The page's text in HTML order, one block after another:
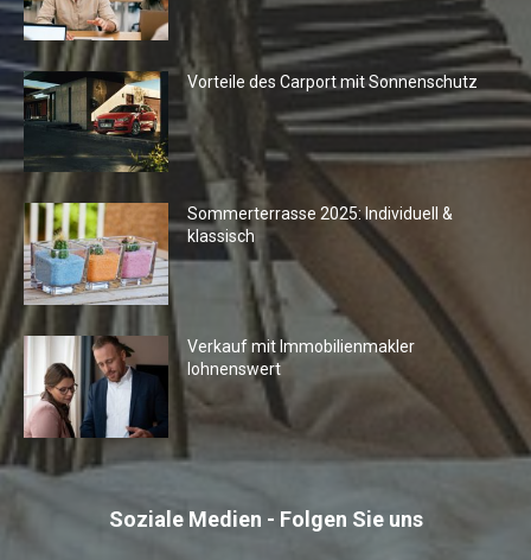
Vorteile des Carport mit Sonnenschutz
Sommerterrasse 2025: Individuell &
klassisch
Verkauf mit Immobilienmakler
lohnenswert
Soziale Medien - Folgen Sie uns